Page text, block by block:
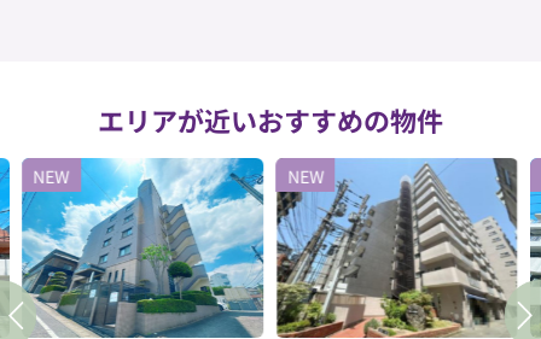
エリアが近いおすすめの物件
NEW NEW